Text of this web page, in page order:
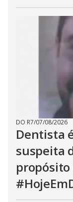
DO R7/07/08/2026
Dentista
suspeita
propósito